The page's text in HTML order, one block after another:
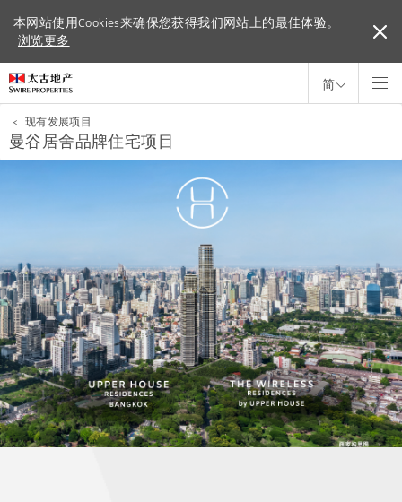
本网站使用Cookies来确保您获得我们网站上的最佳体验。
浏览更多
本网站使用Cookies来确保您获得我们网站上的最佳体验。
浏览更多
简
< 现有发展项目
曼谷居舍品牌住宅项目